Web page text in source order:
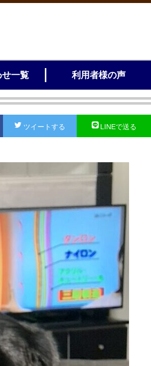
一覧 利用者様の声
ツイートする LINEで送る